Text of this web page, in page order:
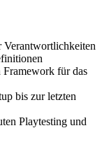
Verantwortlichkeiten
Framework für das
bis zur letzten
Playtesting und